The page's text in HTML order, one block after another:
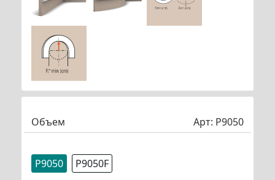
Объем Арт: P9050
P9050 P9050F